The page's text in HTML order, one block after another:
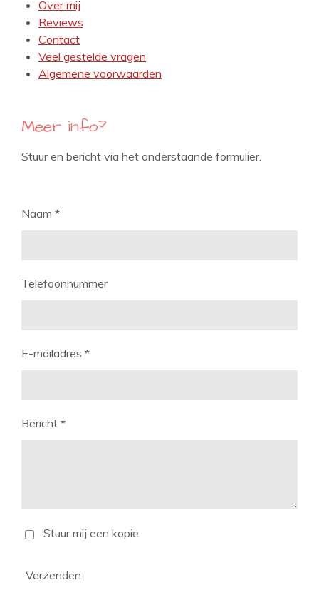
Over mij
Reviews
Contact
Veel gestelde vragen
Algemene voorwaarden
Meer info?
Stuur en bericht via het onderstaande formulier.
Naam *
Telefoonnummer
E-mailadres *
Bericht *
Stuur mij een kopie
Verzenden